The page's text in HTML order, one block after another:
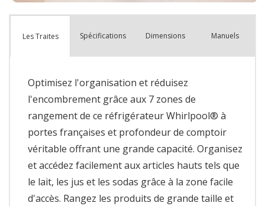
Les Traites Spécifications Dimensions Manuels
Optimisez l'organisation et réduisez
l'encombrement grâce aux 7 zones de
rangement de ce réfrigérateur Whirlpool® à
portes françaises et profondeur de comptoir
véritable offrant une grande capacité. Organisez
et accédez facilement aux articles hauts tels que
le lait, les jus et les sodas grâce à la zone facile
d'accès. Rangez les produits de grande taille et